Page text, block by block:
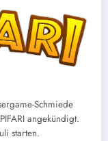
Schmiede
angekündigt.
starten.